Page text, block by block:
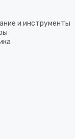
и инструменты